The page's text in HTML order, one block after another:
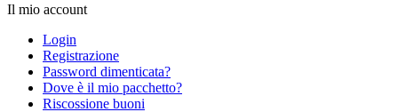
Il mio account
Login
Registrazione
Password dimenticata?
Dove è il mio pacchetto?
Riscossione buoni